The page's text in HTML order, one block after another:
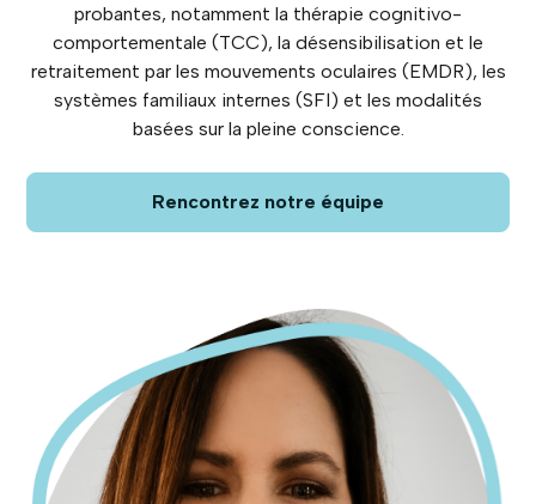
probantes, notamment la thérapie cognitivo-
comportementale (TCC), la désensibilisation et le
retraitement par les mouvements oculaires (EMDR), les
systèmes familiaux internes (SFI) et les modalités
basées sur la pleine conscience.
Rencontrez notre équipe